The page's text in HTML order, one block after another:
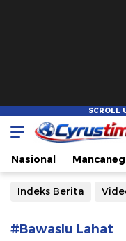
Cyrustimes.com
Cepat Tajam
Nasional
Indeks Berita
#Bawaslu Lahat